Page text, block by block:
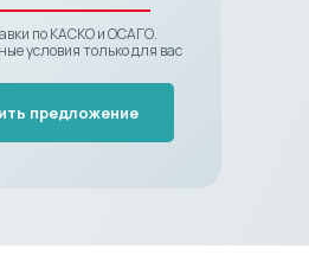
по КАСКО и ОСАГО.
условия только для вас
предложение